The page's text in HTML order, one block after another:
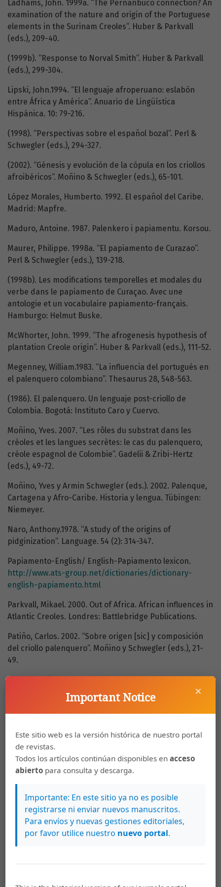
Ladhams, John. 1999a. “The Pernanbuco connection? An
examination of the nature and origin of the Portuguese
elements in the Surinam Creoles”. Huber & Parkvall
(eds.), 209-40.
(1999b). “Response to Norval Smith”. Huber & Parkvall
(eds.), 299-304.
Lipski, John.1994. “El lenguaje afroperuano: eslabón
entre África y América”. Anuario de Lingüística
Hispánica. 10: 79-216.
(1998). “Perspectivas sobre el español bozal”. Perl &
Schwegler (eds.), 294-327.
(2002). “Génesis y evolución de la cópula en los criollos
afroibéricos”. Moñino & Schwegler (eds.), 65-101.
López Morales, Humberto. 1992. El español del Caribe.
Madrid: Mapfre.
Maduro, Antoine. 1987. Palenkero i papiamentu. Korsou.
Maurer, Philippe. 1998a. “El papiamento de Curazao”.
Perl & Schwegler (eds.), 139-218.
(1998b). Les modifications temporelles et modales du
verbe dans le papiamento de Curaçao. Avec une
antologie et un vocabulaire papiamento-français.
Hamburgo: Helmut Buske.
McWhorter, John. 1999. “The afrogenesis hypothesis of
plantation Creole origin”. Huber & Parkvall (eds.), 111-52.
Megenney, William.1983. “La influencia del portugués en
el palenquero colombiano”. Thesaurus 28, 548-563.
(1986). El palenquero. Un lenguaje post-criollo de
Colombia. Bogotá: Instituto Caro y Cuervo.
Moñino, Yves. 2007. “Les rôles du substrat dans les
créoles et les langues secrètes: le cas du palenquero,
créole espagnol de Colombie”. Gadelii & Zribi-Hertz
(eds.), 49-72.
Moñino, Yves y Armin Schwegler (eds.). 2002. Palenque,
Cartagena y Afro-Caribe. Historia y lengua. Tübingen:
Niemeyer.
Naro, Anthony.1978. “A study of the origins of
pidginization”. Language. 54 (2): 314-347.
Papiamento-English/ English-Papiamento lexicon.
http://www.ats-group.net/dictionaries/dictionary-
english-papiamento.html
Parkvall, Mikael. 2000. Out of Africa. African influences in
Atlantic Creoles. Londres: Battlebridge Publications.
Patiño, Carlos. 2002. “Sobre origen [sic] y composición
del criollo palenquero”. Moñino y Schwegler (eds.), 21-
49.
comparación de fenómenos morfosintácticos del habla
bozal, de la linguagem dos musseques, del palenquero y
de las lenguas criollas de base portuguesa”. Estudios
afroamericana. Bogotá: Instituto Caro y Cuervo, 369-380.
(1989b). “Portuguiesch un crioulo in Afrika. Geschichte.
Grammatik. Lexik.
(1990). “A reevaluation of the importance of early
pidgin/creole Portuguese”. Journal of Pidgin and Creole
languages. 5: 125- 30.
negra. Panorámica actual de los estudios lingüísticos
×
Important Notice
Este sitio web es la versión histórica de nuestro portal
de revistas.
Todos los artículos continúan disponibles enacceso
abierto para consulta y descarga.
Importante: En este sitio ya no es posible
registrarse ni enviar nuevos manuscritos.
Para envíos y nuevas gestiones editoriales,
por favor utilice nuestro nuevo portal.